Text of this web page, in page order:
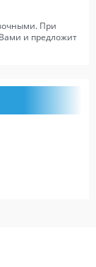
При
и предложит